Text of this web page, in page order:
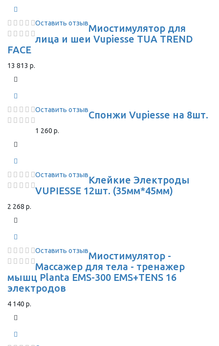
Оставить отзывМиостимулятор для
лица и шеи Vupiesse TUA TREND
FACE
13 813 р.
Оставить отзывСпонжи Vupiesse на 8шт.
1 260 р.
Оставить отзывКлейкие Электроды
VUPIESSE 12шт. (35мм*45мм)
2 268 р.
Оставить отзывМиостимулятор -
Массажер для тела - тренажер
мышц Planta EMS-300 EMS+TENS 16
электродов
4 140 р.